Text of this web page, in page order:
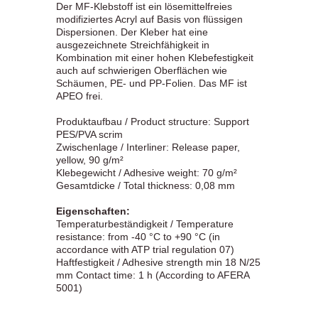
Der MF-Klebstoff ist ein lösemittelfreies
modifiziertes Acryl auf Basis von flüssigen
Dispersionen. Der Kleber hat eine
ausgezeichnete Streichfähigkeit in
Kombination mit einer hohen Klebefestigkeit
auch auf schwierigen Oberflächen wie
Schäumen, PE- und PP-Folien. Das MF ist
APEO frei.
Produktaufbau / Product structure: Support
PES/PVA scrim
Zwischenlage / Interliner: Release paper,
yellow, 90 g/m²
Klebegewicht / Adhesive weight: 70 g/m²
Gesamtdicke / Total thickness: 0,08 mm
Eigenschaften:
Temperaturbeständigkeit / Temperature
resistance: from -40 °C to +90 °C (in
accordance with ATP trial regulation 07)
Haftfestigkeit / Adhesive strength min 18 N/25
mm Contact time: 1 h (According to AFERA
5001)